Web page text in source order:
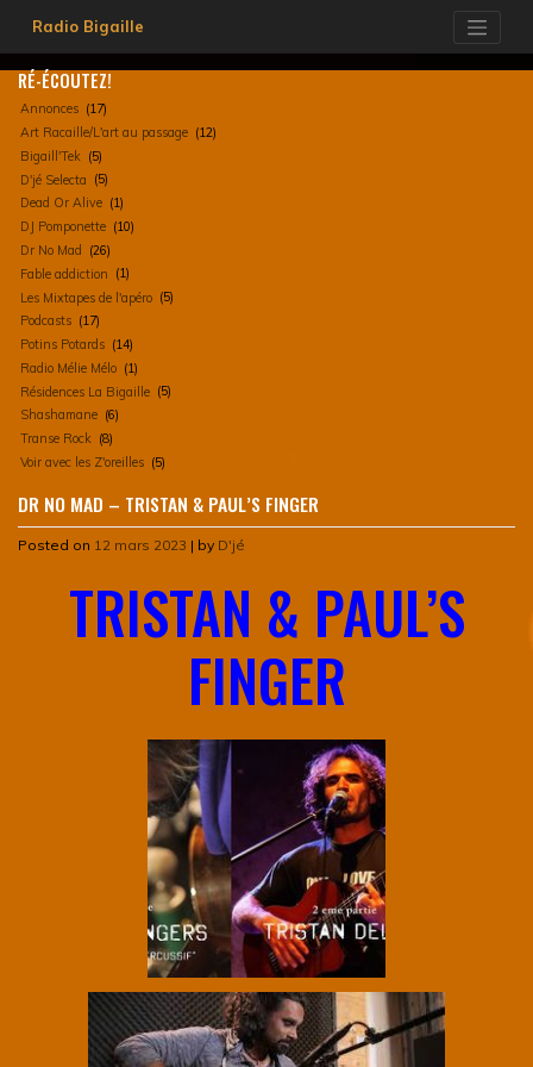
content
Radio Bigaille
RÉ-ÉCOUTEZ!
Annonces (17)
Art Racaille/L'art au passage (12)
Bigaill'Tek (5)
D'jé Selecta (5)
Dead Or Alive (1)
DJ Pomponette (10)
Dr No Mad
(26)
Fable addiction (1)
Les Mixtapes de l'apéro (5)
Podcasts (17)
Potins Potards (14)
Radio Mélie Mélo (1)
Résidences La Bigaille (5)
Shashamane (6)
Transe Rock (8)
Voir avec les Z'oreilles (5)
DR NO MAD – TRISTAN & PAUL’S FINGER
Posted on 12 mars 2023 | by D'jé
TRISTAN & PAUL’S
FINGER